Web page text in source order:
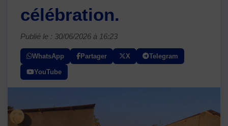
célébration.
Publié le : 30/06/2026 à 16:23
WhatsApp Partager X Telegram
YouTube